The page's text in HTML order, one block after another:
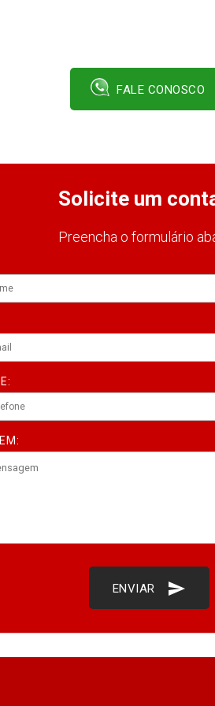
FALE CONOSCO
Solicite um
Preencha o formulário
ENVIAR send